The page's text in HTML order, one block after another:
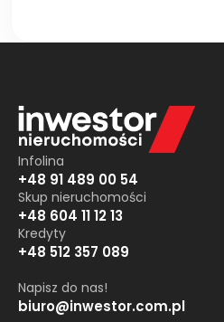
Infolina
+48 91 489 00 54
Skup nieruchomości
+48 604 11 12 13
Kredyty
+48 512 357 089
Napisz do nas!
biuro@inwestor.com.pl